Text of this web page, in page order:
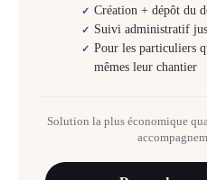
✓ Création + dépôt du
✓ Suivi administratif
✓ Pour les particuliers
mêmes leur chantier
Solution la plus économique